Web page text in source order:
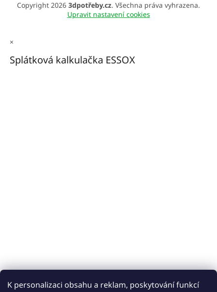
K personalizaci obsahu a reklam, poskytování funkcí
Copyright 2026 3dpotřeby.cz. Všechna práva vyhrazena.
Upravit nastavení cookies
×
Splátková kalkulačka ESSOX